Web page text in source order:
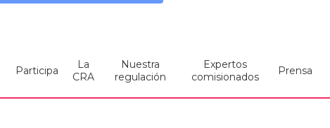
Participa
La
CRA
Nuestra
regulación
Expertos
comisionados
Prensa